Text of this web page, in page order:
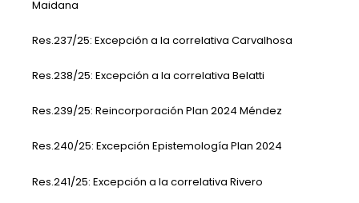
Maidana
Res.237/25: Excepción a la correlativa Carvalhosa
Res.238/25: Excepción a la correlativa Belatti
Res.239/25: Reincorporación Plan 2024 Méndez
Res.240/25: Excepción Epistemología Plan 2024
Res.241/25: Excepción a la correlativa Rivero